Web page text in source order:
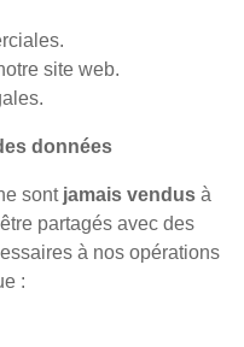
site web.
données
sont jamais vendus à
partagés avec des
à nos opérations
: